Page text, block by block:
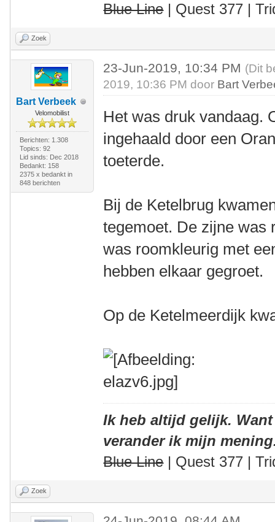
Blue Line| Quest 377 |
Zoek
Bart Verbeek
Velomobilist
Berichten: 1.308
Topics: 92
Lid sinds: Dec 2018
Bedankt: 158
2375 x bedankt in
848 berichten
23-Jun-2019, 10:34 PM (Dit
2019, 10:36 PM door Bart
Het was druk vandaag.
ingehaald door een
toeterde.
Bij de Ketelbrug
tegemoet. De zijne was
was roomkleurig met
hebben elkaar gegroet.
Op de Ketelmeerdijk
Ik heb altijd gelijk.
verander ik mijn
Blue Line| Quest 377 |
Zoek